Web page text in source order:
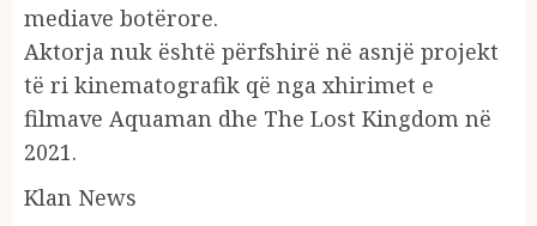
mediave botërore.
Aktorja nuk është përfshirë në asnjë projekt
të ri kinematografik që nga xhirimet e
filmave Aquaman dhe The Lost Kingdom në
2021.
Klan News